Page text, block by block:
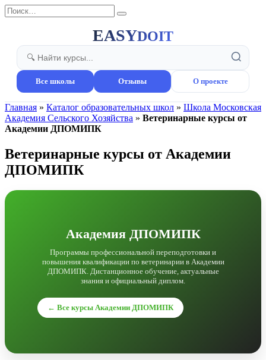
Перейти
к
Search
for:
EASYDOIT
Все школы Отзывы О проекте
Главная » Каталог образовательных школ » Школа Московская
Академия Сельского Хозяйства » Ветеринарные курсы от
Академии ДПОМИПК
Ветеринарные курсы от Академии
ДПОМИПК
Академия ДПОМИПК
Программы профессиональной переподготовки и
повышения квалификации по ветеринарии в Академии
ДПОМИПК. Дистанционное обучение, актуальные
знания и официальный диплом.
← Все курсы Академии ДПОМИПК